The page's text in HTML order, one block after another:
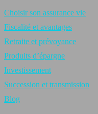
Choisir son assurance vie
Fiscalité et avantages
Retraite et prévoyance
Produits d’épargne
Investissement
Succession et transmission
Blog